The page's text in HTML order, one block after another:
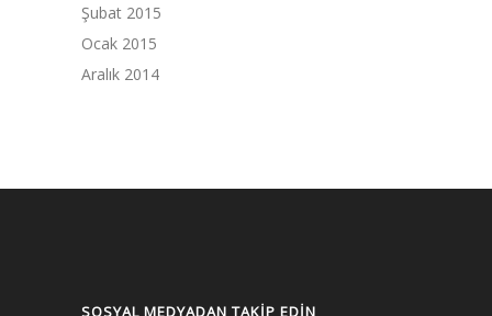
Şubat 2015
Ocak 2015
Aralık 2014
SOSYAL MEDYADAN TAKIP EDIN